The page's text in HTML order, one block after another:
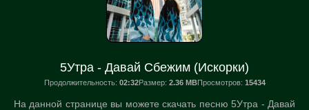
5Утра - Давай Сбежим (Искорки)
Продолжительность: 02:32Размер: 2.36 MBПросмотров: 15434
На данной странице вы можете скачать песню 5Утра - Давай